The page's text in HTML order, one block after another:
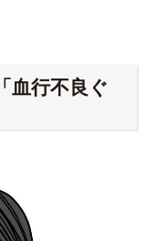
血行不良ぐ